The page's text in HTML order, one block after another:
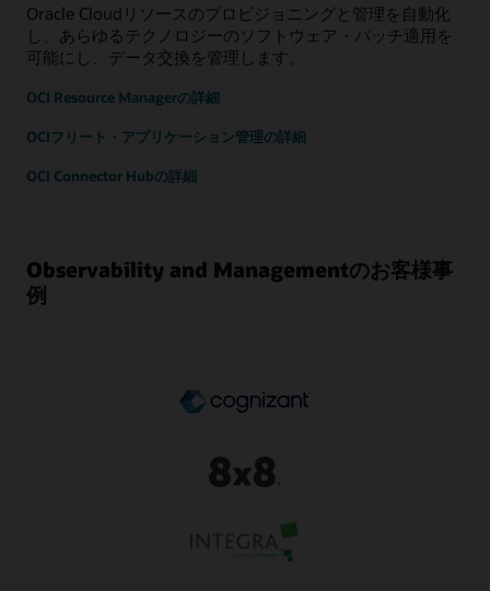
Oracle Cloudリソースのプロビジョニングと管理を自動化
し、あらゆるテクノロジーのソフトウェア・パッチ適用を
可能にし、データ交換を管理します。
OCI Resource Managerの詳細
OCIフリート・アプリケーション管理の詳細
OCI Connector Hubの詳細
Observability and Managementのお客様事
例